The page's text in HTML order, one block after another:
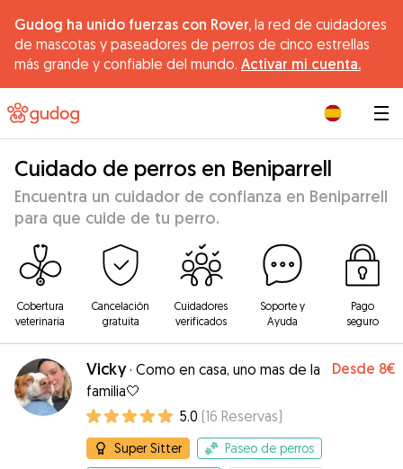
Gudog ha unido fuerzas con Rover, la red de cuidadores
de mascotas y paseadores de perros de cinco estrellas
más grande y confiable del mundo. Activar mi cuenta.
Cuidado de perros en Beniparrell
Encuentra un cuidador de confianza en Beniparrell
para que cuide de tu perro.
Cobertura
veterinaria
Cancelación
gratuita
Cuidadores
verificados
Soporte y
Ayuda
Pago
seguro
Vicky· Como en casa, uno mas de la
familia🤍
Desde 8€
5.0 (16 Reservas)
Super Sitter
Paseo de perros